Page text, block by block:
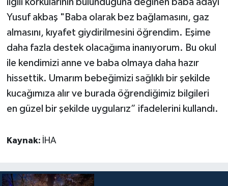
Yusuf akbaş "Baba olarak bez bağlamasını, gaz
almasını, kıyafet giydirilmesini öğrendim. Eşime
daha fazla destek olacağıma inanıyorum. Bu okul
ile kendimizi anne ve baba olmaya daha hazır
hissettik. Umarım bebeğimizi sağlıklı bir şekilde
kucağımıza alır ve burada öğrendiğimiz bilgileri
en güzel bir şekilde uygularız” ifadelerini kullandı.
Kaynak: İHA